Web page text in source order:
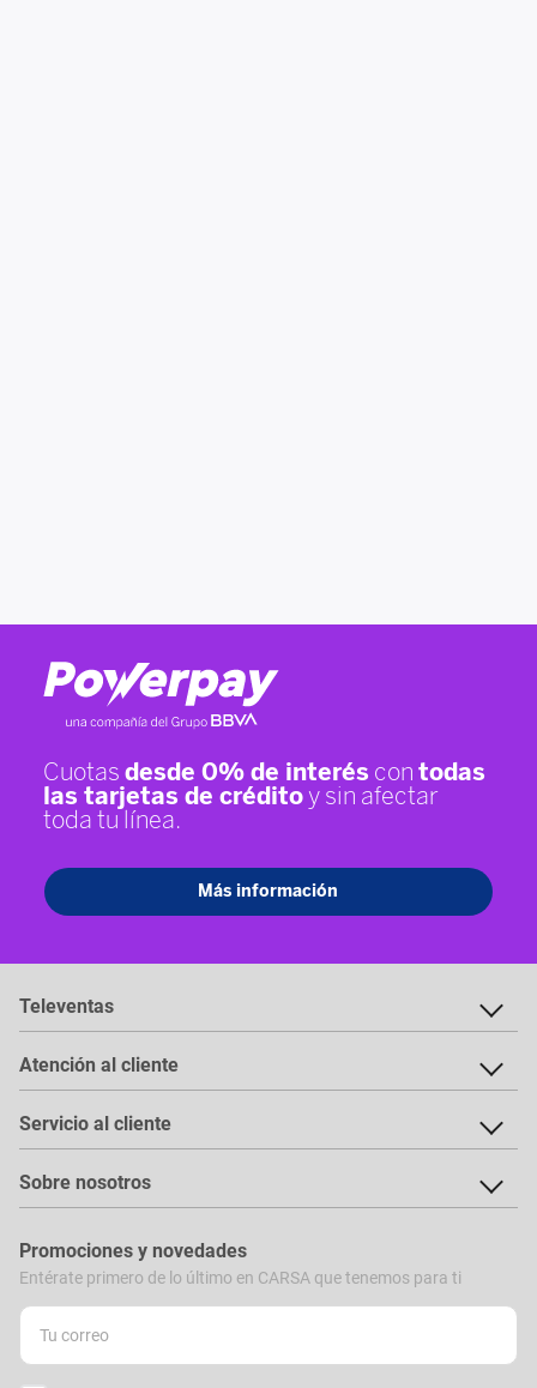
Televentas
Atención al cliente
Servicio al cliente
Sobre nosotros
Promociones y novedades
Entérate primero de lo último en CARSA que tenemos para ti